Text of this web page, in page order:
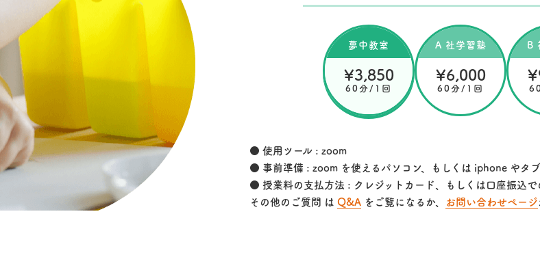
夢中教室
¥3,850
60分/1回
A 社学習塾
¥6,000
60分/1回
B
● 使用ツール : zoom
● 事前準備 : zoom を使えるパソコン、もしくは iphone やタ
● 授業料の支払方法 : クレジットカード、もしくは口座振込で
その他のご質問 は Q&A をご覧になるか、 お問い合わせページ